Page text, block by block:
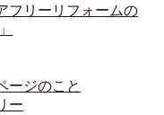
フリーリフォームの
ージのこと
ー